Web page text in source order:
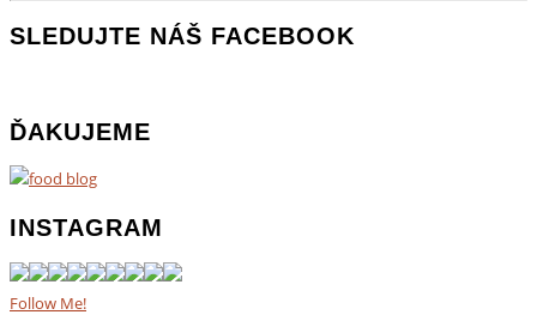
SLEDUJTE NÁŠ FACEBOOK
ĎAKUJEME
INSTAGRAM
Follow Me!